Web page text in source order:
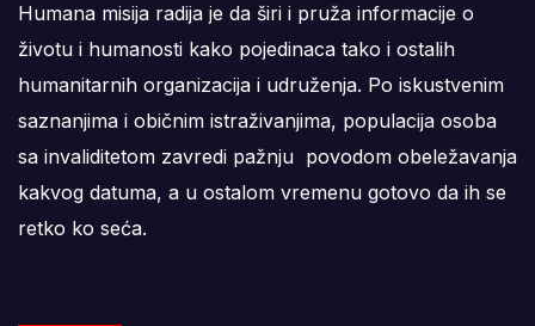
Humana misija radija je da širi i pruža informacije o
životu i humanosti kako pojedinaca tako i ostalih
humanitarnih organizacija i udruženja. Po iskustvenim
saznanjima i običnim istraživanjima, populacija osoba
sa invaliditetom zavredi pažnju povodom obeležavanja
kakvog datuma, a u ostalom vremenu gotovo da ih se
retko ko seća.